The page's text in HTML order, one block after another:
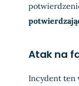
Atak na
Incydent ten